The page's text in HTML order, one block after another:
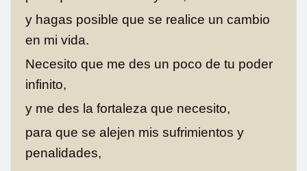
y hagas posible que se realice un cambio
en mi vida.
Necesito que me des un poco de tu poder
infinito,
y me des la fortaleza que necesito,
para que se alejen mis sufrimientos y
penalidades,